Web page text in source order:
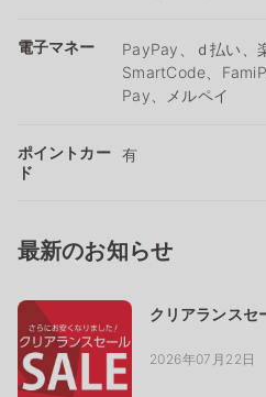
電子マネー
PayPay、ｄ払い、
SmartCode、
Pay、メルペイ
ポイントカー
ド
有
最新のお知らせ
クリアランスセ
2026年07月22日